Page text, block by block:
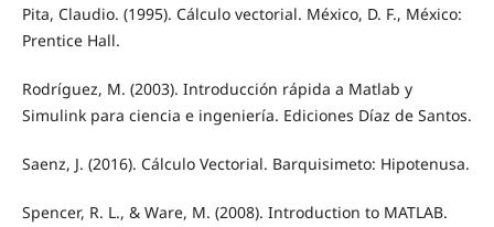
Pita, Claudio. (1995). Cálculo vectorial. México, D. F., México:
Prentice Hall.
Rodríguez, M. (2003). Introducción rápida a Matlab y
Simulink para ciencia e ingeniería. Ediciones Díaz de Santos.
Saenz, J. (2016). Cálculo Vectorial. Barquisimeto: Hipotenusa.
Spencer, R. L., & Ware, M. (2008). Introduction to MATLAB.